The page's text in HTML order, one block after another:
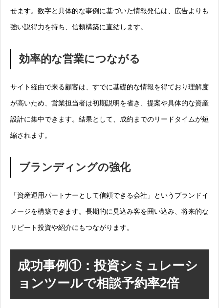
せます。数字と具体的な事例に基づいた情報発信は、広告よりも
強い説得力を持ち、信頼構築に直結します。
効率的な営業につながる
サイト経由で来る顧客は、すでに基礎的な情報を得ており理解度
が高いため、営業担当者は初期説明を省き、提案や具体的な資産
設計に集中できます。結果として、成約までのリードタイムが短
縮されます。
ブランディングの強化
「資産運用パートナーとして信頼できる会社」というブランドイ
メージを構築できます。長期的に見込み客を囲い込み、将来的な
リピート投資や紹介にもつながります。
成功事例①：投資シミュレーシ
ョンツールで相談予約率2倍